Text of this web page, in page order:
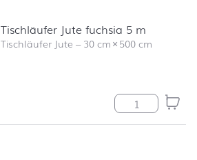
Tischläufer Jute fuchsia 5 m
Tischläufer Jute –30 cm×500 cm
Tischläufer